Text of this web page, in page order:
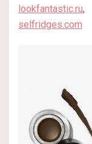
lookfantastic.ru
selfridges.com